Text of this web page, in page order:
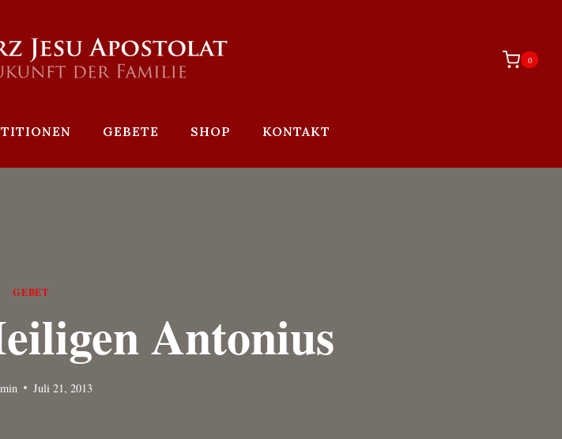
0
GEBETE SHOP KONTAKT
GEBET
Antonius
Juli 21, 2013